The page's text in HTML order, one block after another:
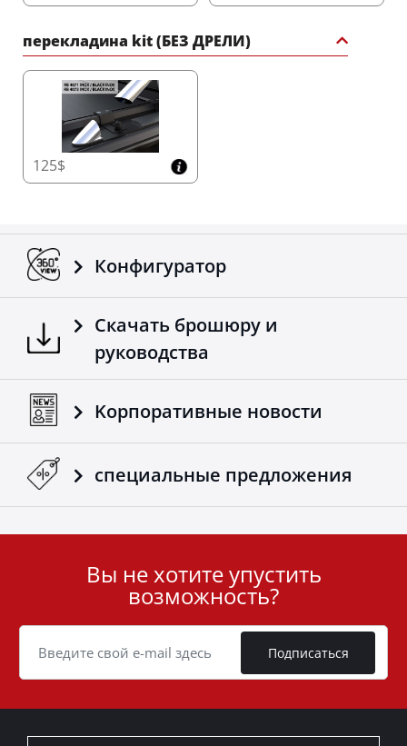
перекладина kit (БЕЗ ДРЕЛИ)
125$
Конфигуратор
Скачать брошюру и
руководства
Kорпоративные новости
специальные предложения
Cookie
Вы не хотите упустить
возможность?
Подписаться